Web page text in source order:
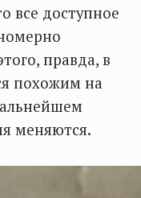
все доступное
правда, в
похожим на
меняются.